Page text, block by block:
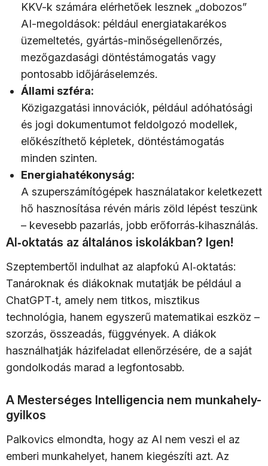
KKV-k számára elérhetőek lesznek „dobozos”
AI-megoldások: például energiatakarékos
üzemeltetés, gyártás-minőségellenőrzés,
mezőgazdasági döntéstámogatás vagy
pontosabb időjáráselemzés.
Állami szféra:
Közigazgatási innovációk, például adóhatósági
és jogi dokumentumot feldolgozó modellek,
előkészíthető képletek, döntéstámogatás
minden szinten.
Energiahatékonyság:
A szuperszámítógépek használatakor keletkezett
hő hasznosítása révén máris zöld lépést teszünk
– kevesebb pazarlás, jobb erőforrás‑kihasználás.
AI‑oktatás az általános iskolákban? Igen!
Szeptembertől indulhat az alapfokú AI‑oktatás:
Tanároknak és diákoknak mutatják be például a
ChatGPT‑t, amely nem titkos, misztikus
technológia, hanem egyszerű matematikai eszköz –
szorzás, összeadás, függvények. A diákok
használhatják házifeladat ellenőrzésére, de a saját
gondolkodás marad a legfontosabb.
A Mesterséges Intelligencia nem munkahely-
gyilkos
Palkovics elmondta, hogy az AI nem veszi el az
emberi munkahelyet, hanem kiegészíti azt. Az